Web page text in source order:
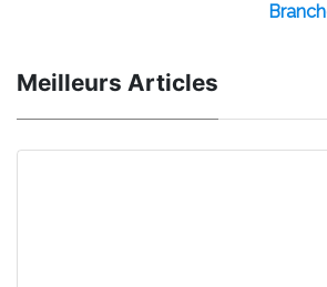
Meilleurs Articles